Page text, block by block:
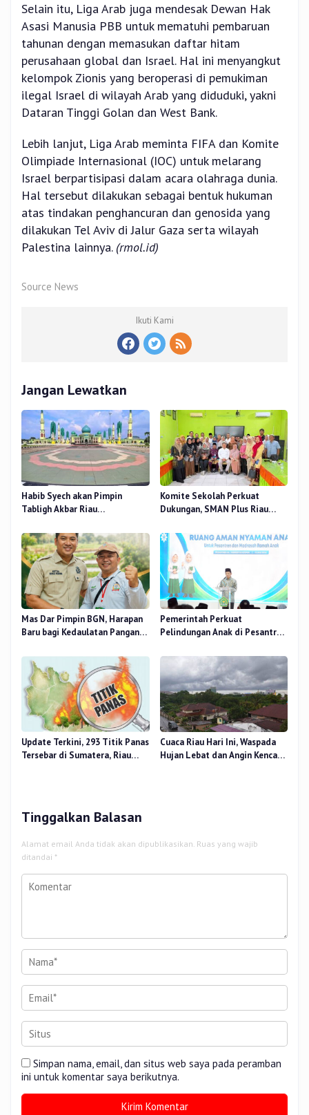
Selain itu, Liga Arab juga mendesak Dewan Hak
Asasi Manusia PBB untuk mematuhi pembaruan
tahunan dengan memasukan daftar hitam
perusahaan global dan Israel. Hal ini menyangkut
kelompok Zionis yang beroperasi di pemukiman
ilegal Israel di wilayah Arab yang diduduki, yakni
Dataran Tinggi Golan dan West Bank.
Lebih lanjut, Liga Arab meminta FIFA dan Komite
Olimpiade Internasional (IOC) untuk melarang
Israel berpartisipasi dalam acara olahraga dunia.
Hal tersebut dilakukan sebagai bentuk hukuman
atas tindakan penghancuran dan genosida yang
dilakukan Tel Aviv di Jalur Gaza serta wilayah
Palestina lainnya. (rmol.id)
Source News
Ikuti Kami
Jangan Lewatkan
Habib Syech akan Pimpin
Tabligh Akbar Riau
Nur, Besok
Komite Sekolah Perkuat
Dukungan, SMAN Plus Riau
Pendidikan
Mas Dar Pimpin BGN, Harapan
Baru bagi Kedaulatan Pangan
Pemerintah Perkuat
Pelindungan Anak di Pesantren
RANA
Update Terkini, 293 Titik Panas
Tersebar di Sumatera, Riau
Cuaca Riau Hari Ini, Waspada
Hujan Lebat dan Angin Kencang
Tinggalkan Balasan
Alamat email Anda tidak akan dipublikasikan. Ruas yang wajib
ditandai *
Simpan nama, email, dan situs web saya pada peramban
ini untuk komentar saya berikutnya.